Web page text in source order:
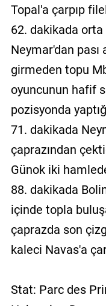
Topal'a çarpıp
62. dakikada
Neymar'dan pası
girmeden topu
oyuncunun hafif
pozisyonda
71. dakikada
çaprazından
Günok iki
88. dakikada
içinde topla
çaprazda son
kaleci Navas'a
Stat: Parc des